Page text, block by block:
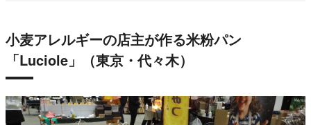
小麦アレルギーの店主が作る米粉パン
「Luciole」（東京・代々木）